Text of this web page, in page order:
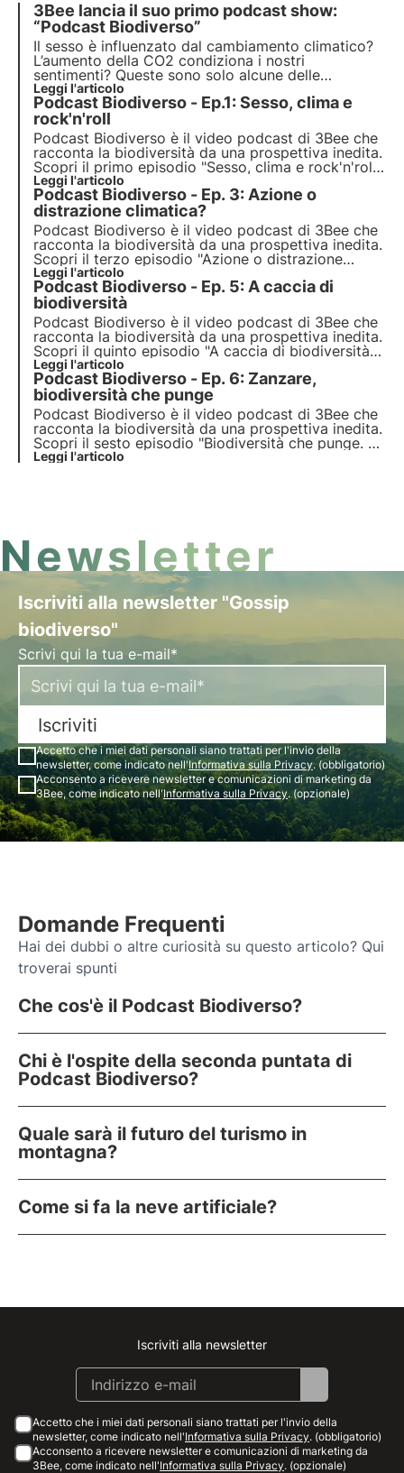
3Bee lancia il suo primo podcast show:
“Podcast Biodiverso”
Il sesso è influenzato dal cambiamento climatico?
L’aumento della CO2 condiziona i nostri
sentimenti? Queste sono solo alcune delle
domande a cui 3Bee risponde all’interno del
“Podcast Biodiverso”, con un approccio scientifico,
ma anche irriverente, per raccontare la biodiversità
in maniera inedita.
Leggi l'articolo
Podcast Biodiverso - Ep.1: Sesso, clima e
rock'n'roll
Podcast Biodiverso è il video podcast di 3Bee che
racconta la biodiversità da una prospettiva inedita.
Scopri il primo episodio "Sesso, clima e rock'n'roll",
che esplora l’impatto del cambiamento climatico
sulle relazioni umane e sui sentimenti, insieme
all'ospite Stefano Caserini.
Leggi l'articolo
Podcast Biodiverso - Ep. 3: Azione o
distrazione climatica?
Podcast Biodiverso è il video podcast di 3Bee che
racconta la biodiversità da una prospettiva inedita.
Scopri il terzo episodio "Azione o distrazione
climatica?”, che esplora il tema dell’attivismo
climatico e le motivazioni che stanno dietro le
proteste globali, insieme all'ospite Marta Maroglio.
Leggi l'articolo
Podcast Biodiverso - Ep. 5: A caccia di
biodiversità
Podcast Biodiverso è il video podcast di 3Bee che
racconta la biodiversità da una prospettiva inedita.
Scopri il quinto episodio "A caccia di biodiversità",
che esplora il ruolo della caccia nella tutela della
biodiversità, insieme all'ospite Nicolò Mottadelli.
Leggi l'articolo
Podcast Biodiverso - Ep. 6: Zanzare,
biodiversità che punge
Podcast Biodiverso è il video podcast di 3Bee che
racconta la biodiversità da una prospettiva inedita.
Scopri il sesto episodio "Biodiversità che punge. Le
zanzare: piccoli insetti, grandi problemi", che
Leggi l'articolo
Newsletter
Iscriviti alla newsletter "Gossip
biodiverso"
Scrivi qui la tua e-mail*
Iscriviti
Accetto che i miei dati personali siano trattati per l'invio della
newsletter, come indicato nell'Informativa sulla Privacy. (obbligatorio)
Acconsento a ricevere newsletter e comunicazioni di marketing da
3Bee, come indicato nell'Informativa sulla Privacy. (opzionale)
Domande Frequenti
Hai dei dubbi o altre curiosità su questo articolo? Qui
troverai spunti
Che cos'è il Podcast Biodiverso?
Chi è l'ospite della seconda puntata di
Podcast Biodiverso?
Quale sarà il futuro del turismo in
montagna?
Come si fa la neve artificiale?
Instagram
Facebook
Linkedin
Youtube
Iscriviti alla newsletter
Accetto che i miei dati personali siano trattati per l'invio della
newsletter, come indicato nell'Informativa sulla Privacy. (obbligatorio)
Acconsento a ricevere newsletter e comunicazioni di marketing da
3Bee, come indicato nell'Informativa sulla Privacy. (opzionale)